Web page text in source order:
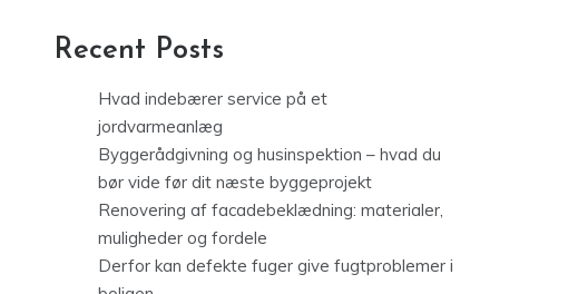
Recent Posts
Hvad indebærer service på et
jordvarmeanlæg
Byggerådgivning og husinspektion – hvad du
bør vide før dit næste byggeprojekt
Renovering af facadebeklædning: materialer,
muligheder og fordele
Derfor kan defekte fuger give fugtproblemer i